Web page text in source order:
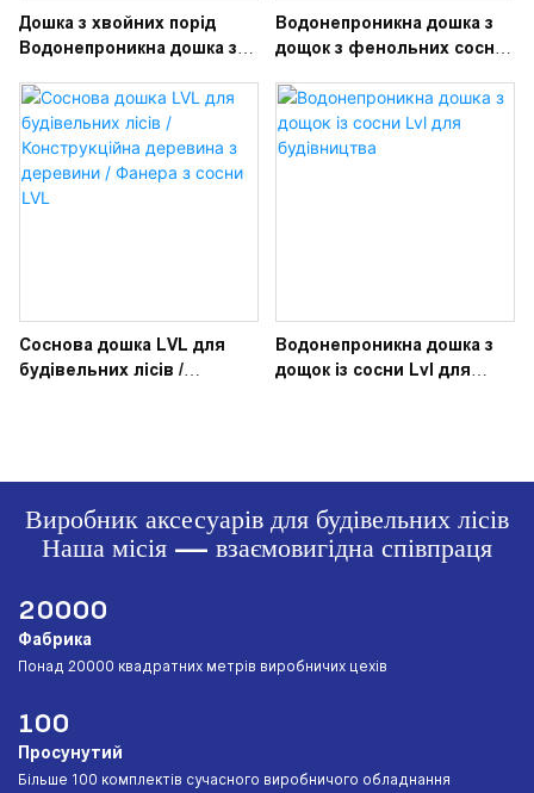
Дошка з хвойних порід
Водонепроникна дошка з
Водонепроникна дошка з
дощок з фенольних сосни
Соснова дошка LVL для
будівельних лісів /
Водонепроникна дошка з
дощок із сосни Lvl для
Виробник аксесуарів для будівельних лісів
Наша місія — взаємовигідна співпраця
20000
Фабрика
︎Понад 20000 квадратних метрів виробничих цехів
100
Просунутий
︎Більше 100 комплектів сучасного виробничого обладнання